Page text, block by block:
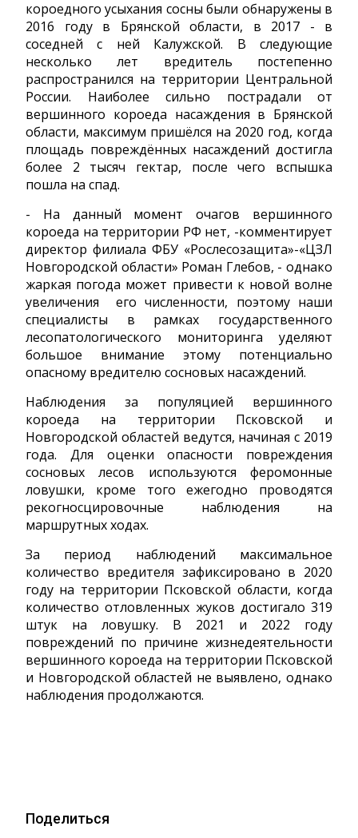
короедного усыхания сосны были обнаружены в
2016 году в Брянской области, в 2017 - в
соседней с ней Калужской. В следующие
несколько лет вредитель постепенно
распространился на территории Центральной
России. Наиболее сильно пострадали от
вершинного короеда насаждения в Брянской
области, максимум пришёлся на 2020 год, когда
площадь повреждённых насаждений достигла
более 2 тысяч гектар, после чего вспышка
пошла на спад.
- На данный момент очагов вершинного
короеда на территории РФ нет, -комментирует
директор филиала ФБУ «Рослесозащита»-«ЦЗЛ
Новгородской области» Роман Глебов, - однако
жаркая погода может привести к новой волне
увеличения его численности, поэтому наши
специалисты в рамках государственного
лесопатологического мониторинга уделяют
большое внимание этому потенциально
опасному вредителю сосновых насаждений.
Наблюдения за популяцией вершинного
короеда на территории Псковской и
Новгородской областей ведутся, начиная с 2019
года. Для оценки опасности повреждения
сосновых лесов используются феромонные
ловушки, кроме того ежегодно проводятся
рекогносцировочные наблюдения на
маршрутных ходах.
За период наблюдений максимальное
количество вредителя зафиксировано в 2020
году на территории Псковской области, когда
количество отловленных жуков достигало 319
штук на ловушку. В 2021 и 2022 году
повреждений по причине жизнедеятельности
вершинного короеда на территории Псковской
и Новгородской областей не выявлено, однако
наблюдения продолжаются.
Поделиться